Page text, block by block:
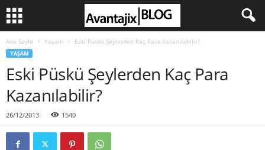
Ana Sayfa Yaşam Eski Püskü Şeylerden Kaç Para Kazanılabilir?
YAŞAM
Eski Püskü Şeylerden Kaç Para
Kazanılabilir?
26/12/2013 1540